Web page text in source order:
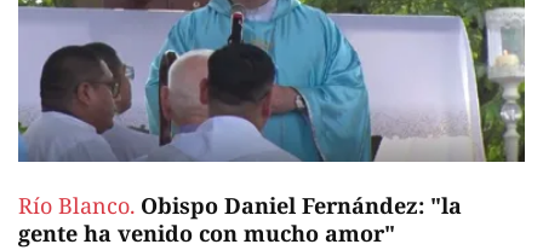
Río Blanco. Obispo Daniel Fernández: "la
gente ha venido con mucho amor"